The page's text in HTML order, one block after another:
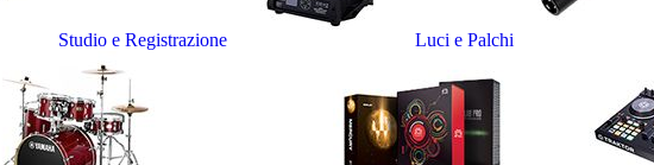
Studio e Registrazione Luci e Palchi